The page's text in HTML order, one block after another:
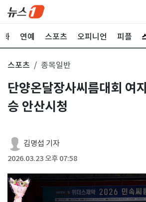
화 연예 스포츠 오피니언 피플
스포츠 종목일반
단양온달장사씨름대회 여
승 안산시청
김명섭 기자
2026.03.23 오후 07:58